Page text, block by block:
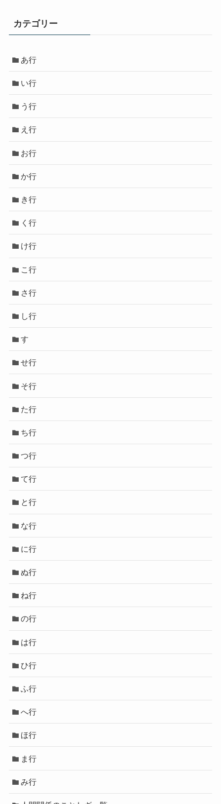
カテゴリー
あ行
い行
う行
え行
お行
か行
き行
く行
け行
こ行
さ行
し行
す
せ行
そ行
た行
ち行
つ行
て行
と行
な行
に行
ぬ行
ね行
の行
は行
ひ行
ふ行
へ行
ほ行
ま行
み行